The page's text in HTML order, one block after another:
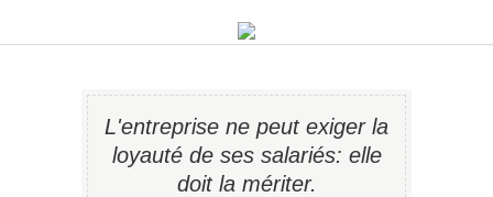
L'entreprise ne peut exiger la
loyauté de ses salariés: elle
doit la mériter.